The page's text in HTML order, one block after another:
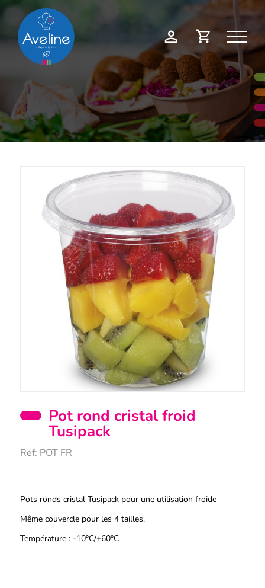
Mon Demande
devis
Pot rond cristal froid
Tusipack
Réf: POT FR
Pots ronds cristal Tusipack pour une utilisation froide
Même couvercle pour les 4 tailles.
Température : -10°C/+60°C
Panneau de gestion des cookies